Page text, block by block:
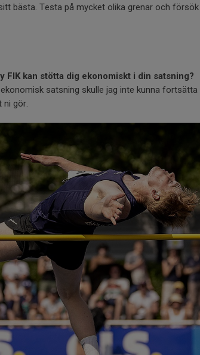
bästa. Testa på mycket olika grenar och
FIK kan stötta dig ekonomiskt i din satsning?
satsning skulle jag inte kunna
ni gör.